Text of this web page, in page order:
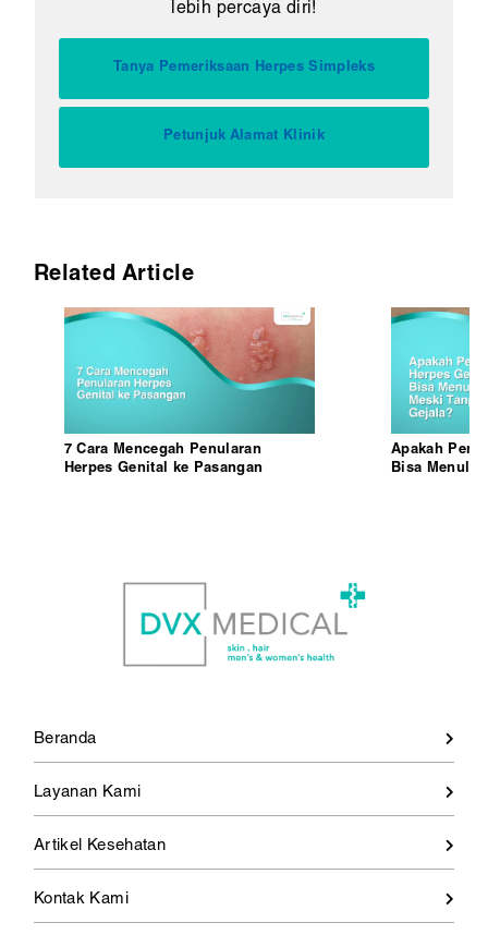
lebih percaya diri!
Tanya Pemeriksaan Herpes Simpleks
Petunjuk Alamat Klinik
Related Article
7 Cara Mencegah Penularan
Herpes Genital ke Pasangan
Apakah
Bisa Menular
Beranda
Layanan Kami
Artikel Kesehatan
Kontak Kami